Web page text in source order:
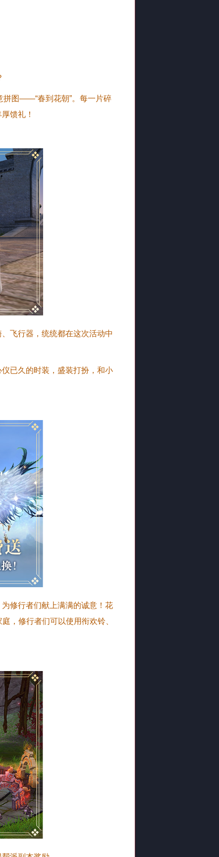
拼图——“春到花朝”。每一片碎
馈礼！
飞行器，统统都在这次活动中
已久的时装，盛装打扮，和小
修行者们献上满满的诚意！花
，修行者们可以使用衔欢铃、